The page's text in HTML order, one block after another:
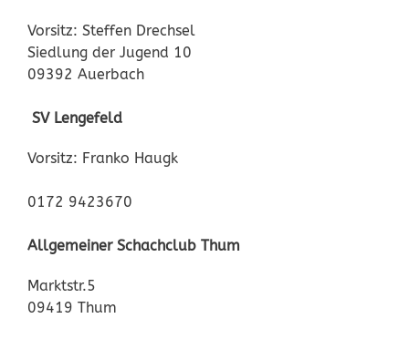
Vorsitz: Steffen Drechsel
Siedlung der Jugend 10
09392 Auerbach
SV Lengefeld
Vorsitz: Franko Haugk
0172 9423670
Allgemeiner Schachclub Thum
Marktstr.5
09419 Thum